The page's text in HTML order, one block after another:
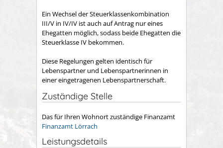
Ein Wechsel der Steuerklassenkombination
III/V in IV/IV ist auch auf Antrag nur eines
Ehegatten möglich, sodass beide Ehegatten die
Steuerklasse IV bekommen.
Diese Regelungen gelten identisch für
Lebenspartner und Lebenspartnerinnen in
einer eingetragenen Lebenspartnerschaft.
Zuständige Stelle
Das für Ihren Wohnort zuständige Finanzamt
Finanzamt Lörrach
Leistungsdetails